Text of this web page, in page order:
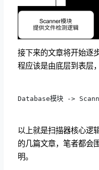
接下来的文章将开始逐
程应该是由底层到表层
Database模块 ->
以上就是扫描器核心逻
的几篇文章，笔者都会
明。